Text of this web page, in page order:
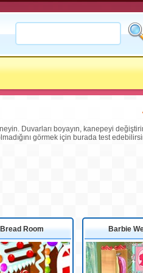
Duvarları boyayın, kanepeyi
görmek için burada test
Room Barbie